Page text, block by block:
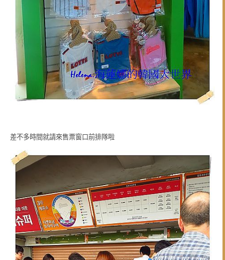
差不多時間就請來售票窗口前排隊啦